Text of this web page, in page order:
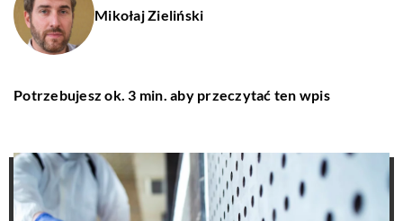
Mikołaj Zieliński
Potrzebujesz ok. 3 min. aby przeczytać ten wpis